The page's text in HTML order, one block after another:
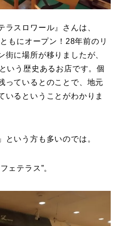
ラスロワール』さんは、
もにオープン！28年前のリ
街に場所が移りましたが、
いう歴史あるお店です。個
っているとのことで、地元
いるということがわかりま
という方も多いのでは。
ェテラス”。